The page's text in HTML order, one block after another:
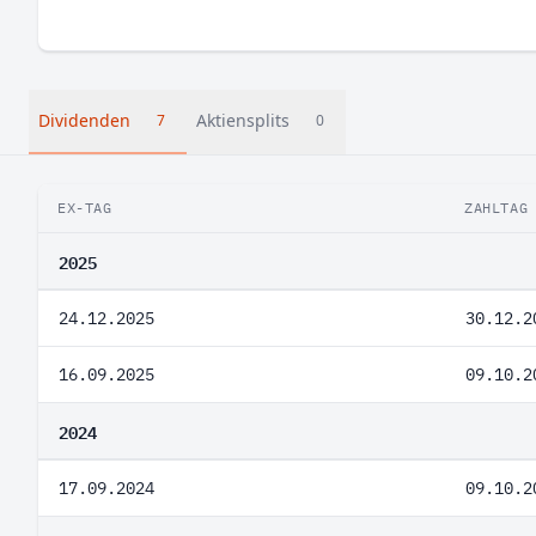
Dividenden 7 Aktiensplits 0
EX-TAG ZAHLTAG
2025
24.12.2025
16.09.2025
2024
17.09.2024